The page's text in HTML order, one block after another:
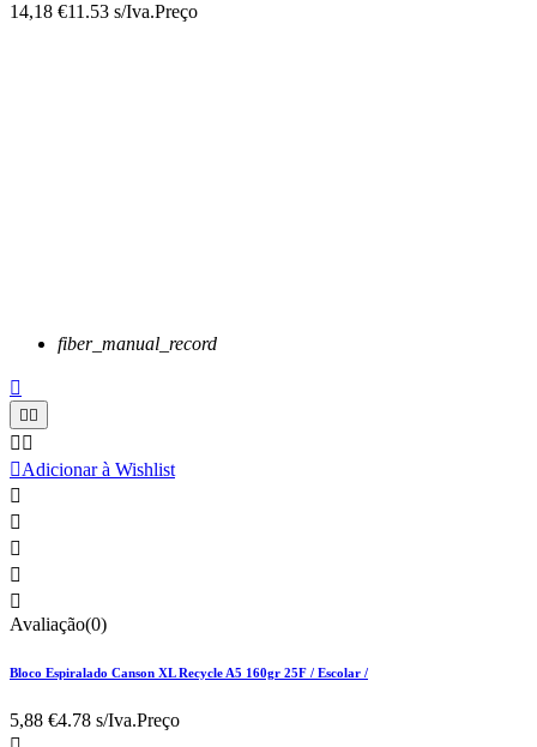
14,18 €11.53 s/Iva.Preço
fiber_manual_record

 
 
Adicionar à Wishlist





Avaliação(0)
Bloco Espiralado Canson XL Recycle A5 160gr 25F / Escolar /
5,88 €4.78 s/Iva.Preço